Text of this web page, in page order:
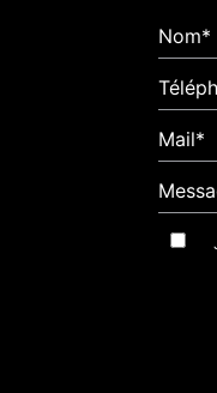
Nom*
Mail*